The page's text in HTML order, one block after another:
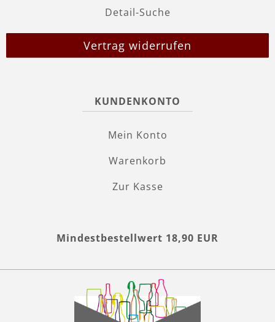
Detail-Suche
Vertrag widerrufen
KUNDENKONTO
Mein Konto
Warenkorb
Zur Kasse
Mindestbestellwert 18,90 EUR